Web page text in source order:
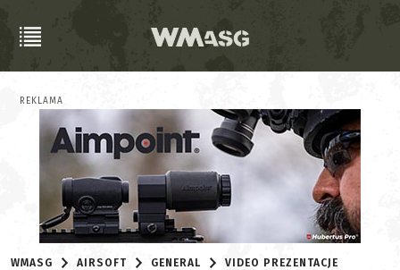
REKLAMA
WMASG AIRSOFT GENERAL VIDEO PREZENTACJE